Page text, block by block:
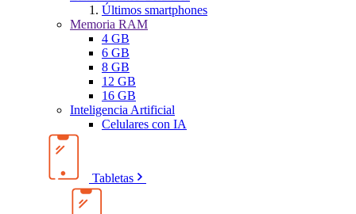
Últimos smartphones
Memoria RAM
4 GB
6 GB
8 GB
12 GB
16 GB
Inteligencia Artificial
Celulares con IA
Tabletas